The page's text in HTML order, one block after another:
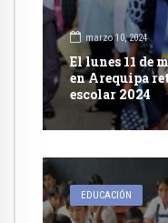
marzo 10, 2024
El lunes 11 de
en Arequipa
escolar 2024
EDUCACIÓN